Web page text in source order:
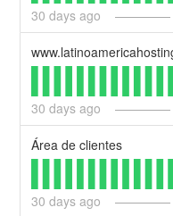
30 days ago
30 days ago
Área de clientes
30 days ago